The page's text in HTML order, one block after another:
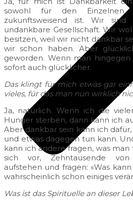
sowohl für den
zukunftsweisend ist. Wir
undankbare Gesellschaft. Wir
besitzen, weil wir nicht dankbar
wir schon haben. Aber
geworden. Wenn man
sofort auch glücklicher.
Das klingt für mich etwas gar
vieles, für das man nun wirklich
Ja, natürlich. Wenn ich die
Hunger sterben, dann kann ich
Aber dankbar sein kann ich dafür,
und etwas dagegen tun kann.
kann ich andere fragen, was
sich vor, Zehntausende
aufstehen und fragen: «Was
wahrscheinlich schon einiges
Was ist das Spirituelle an dieser